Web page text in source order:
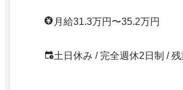
月給31.3万円〜35.2万円
土日休み / 完全週休2日制 / 残